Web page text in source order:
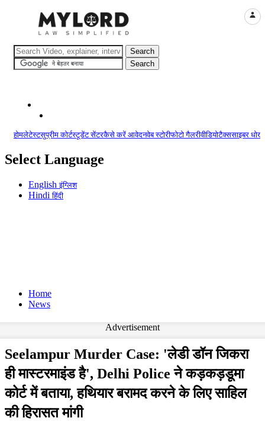
होमलेटेस्टसुप्रीम कोर्टस्टूडेंट सेंटरकैसे करें आवेदनवेब स्टोरीफोटो गैलरीवीडियोटैक्ससाइबर
Select Language
Englishइंग्लिश
Hindiहिंदी
Home
News
Advertisement
Seelampur Murder Case: 'लेडी डॉन जिकरा
ही मास्टरमाइंड है', Delhi Police ने कड़कड़डूमा
कोर्ट में बताया, हथियार बरामद करने के लिए साहिल
की हिरासत मांगी